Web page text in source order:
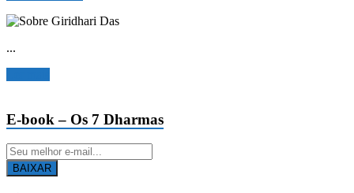
...
E-book – Os 7 Dharmas
BAIXAR